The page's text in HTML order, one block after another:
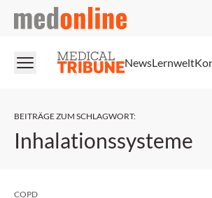
medonline
NewsLernwelt
BEITRÄGE ZUM SCHLAGWORT:
Inhalationssysteme
COPD